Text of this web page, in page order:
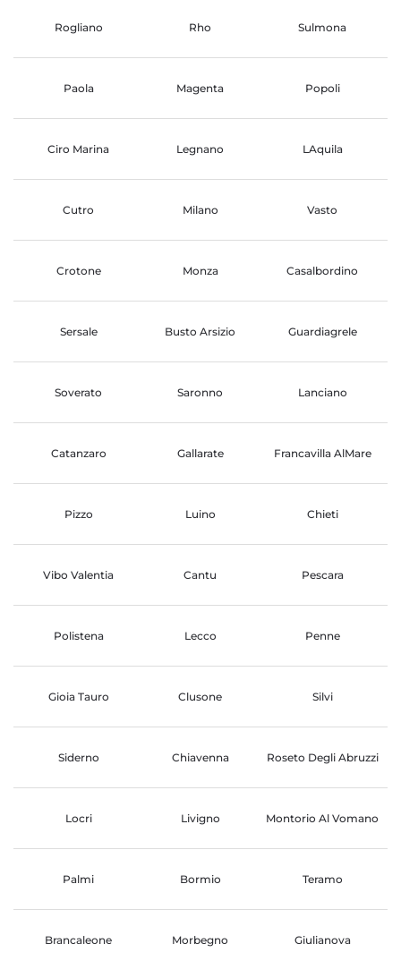
Rogliano Rho Sulmona
Paola Magenta Popoli
Ciro Marina Legnano LAquila
Cutro Milano Vasto
Crotone Monza Casalbordino
Sersale Busto Arsizio Guardiagrele
Soverato Saronno Lanciano
Catanzaro Gallarate Francavilla AlMare
Pizzo Luino Chieti
Vibo Valentia Cantu Pescara
Polistena Lecco Penne
Gioia Tauro Clusone Silvi
Siderno Chiavenna Roseto Degli Abruzzi
Locri Livigno Montorio Al Vomano
Palmi Bormio Teramo
Brancaleone Morbegno Giulianova